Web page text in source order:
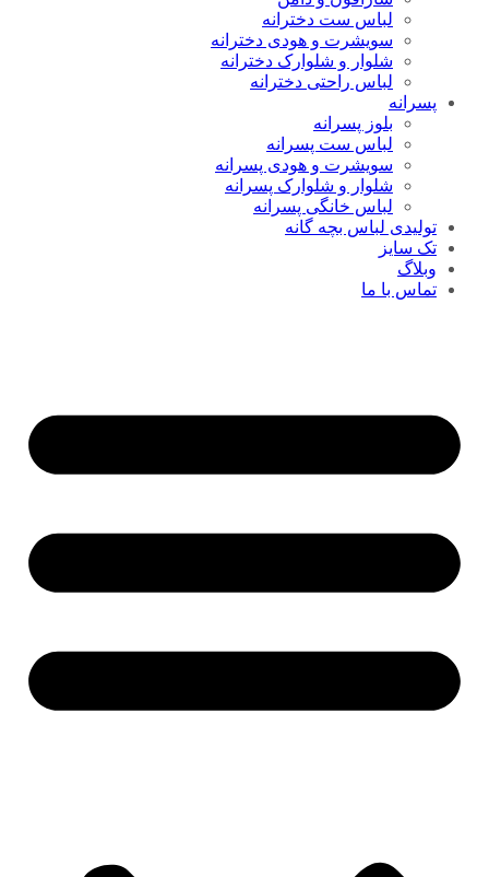
لباس ست دخترانه
سویشرت و هودی دخترانه
شلوار و شلوارک دخترانه
لباس راحتی دخترانه
پسرانه
بلوز پسرانه
لباس ست پسرانه
سویشرت و هودی پسرانه
شلوار و شلوارک پسرانه
لباس خانگی پسرانه
تولیدی لباس بچه گانه
تک سایز
وبلاگ
تماس با ما